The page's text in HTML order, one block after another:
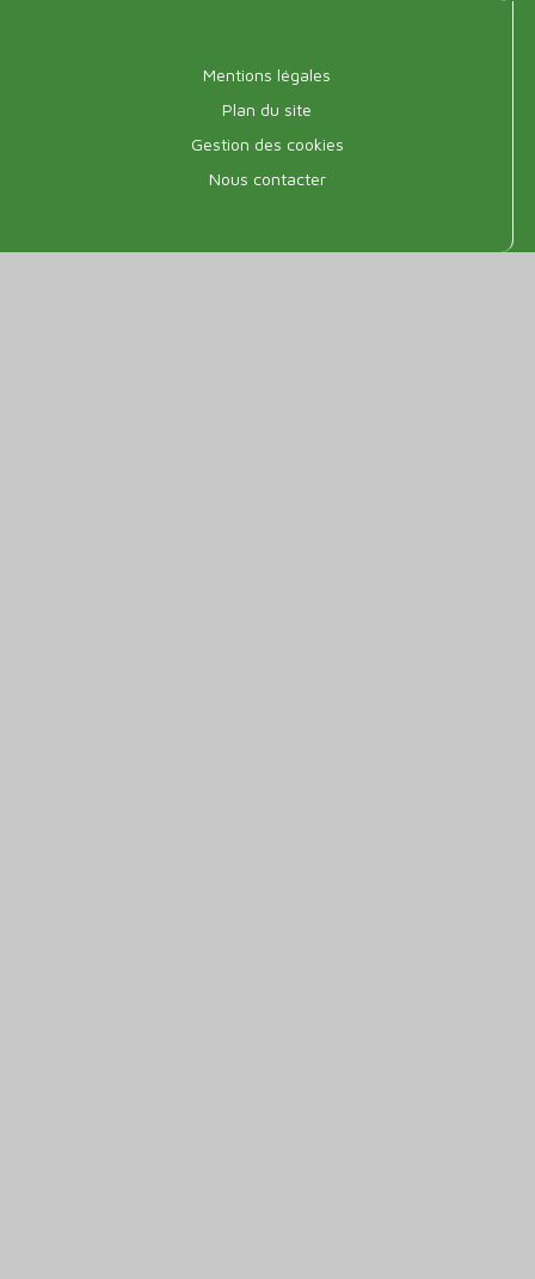
Mentions légales
Plan du site
Gestion des cookies
Nous contacter